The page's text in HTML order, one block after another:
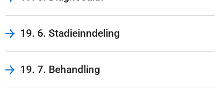
19. 6. Stadieinndeling
19. 7. Behandling